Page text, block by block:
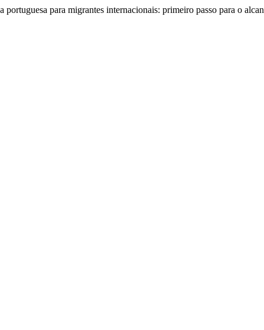
para migrantes internacionais: primeiro passo para o